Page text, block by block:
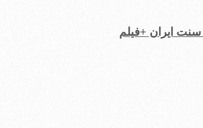
ایران +فیلم